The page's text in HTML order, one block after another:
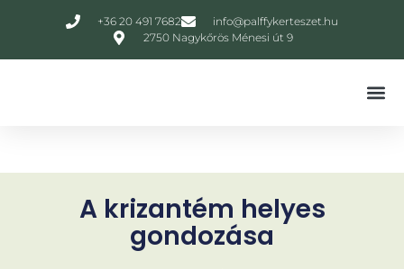
+36 20 491 7682
info@palffykerteszet.hu
2750 Nagykőrös Ménesi út 9
A krizantém helyes
gondozása